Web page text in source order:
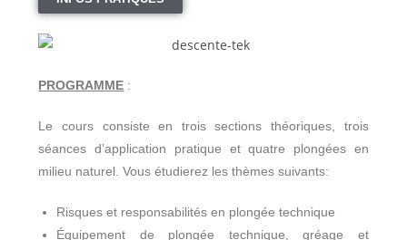
PROGRAMME :
Le cours consiste en trois sections théoriques, trois
séances d’application pratique et quatre plongées en
milieu naturel. Vous étudierez les thèmes suivants:
Risques et responsabilités en plongée technique
Équipement de plongée technique, gréage et